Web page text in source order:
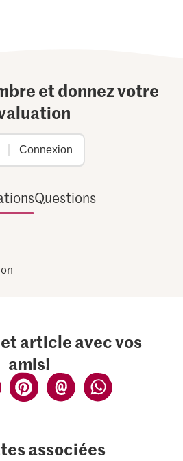
et donnez votre
Connexion
Questions
article avec vos
amis!
associées